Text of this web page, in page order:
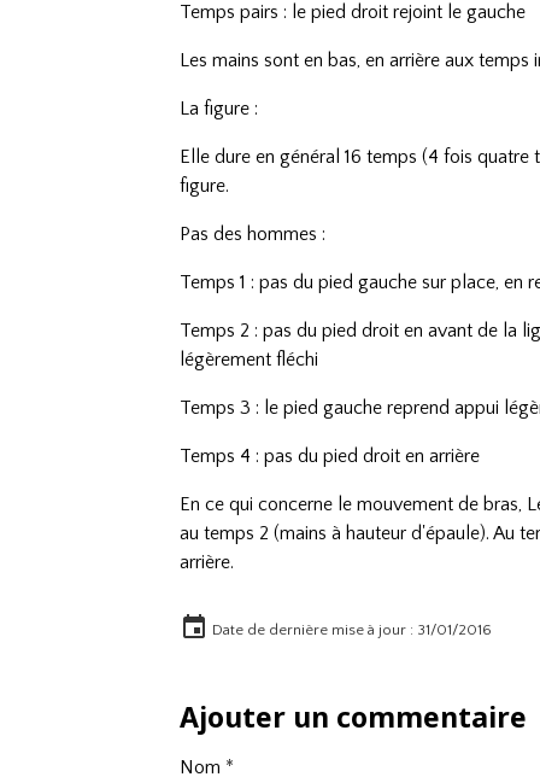
Temps pairs : le pied droit rejoint le gauche
Les mains sont en bas, en arrière aux
La figure :
Elle dure en général 16 temps (4 fois
figure.
Pas des hommes :
Temps 1 : pas du pied gauche sur place, en
Temps 2 : pas du pied droit en avant de la
légèrement fléchi
Temps 3 : le pied gauche reprend appui
Temps 4 : pas du pied droit en arrière
En ce qui concerne le mouvement de bras,
au temps 2 (mains à hauteur d'épaule). Au
arrière.
Date de dernière mise à jour : 31/01/2016
Ajouter un commentaire
Nom